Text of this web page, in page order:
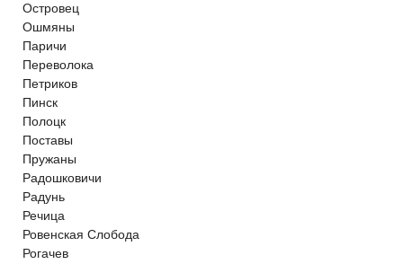
Островец
Ошмяны
Паричи
Переволока
Петриков
Пинск
Полоцк
Поставы
Пружаны
Радошковичи
Радунь
Речица
Ровенская Слобода
Рогачев